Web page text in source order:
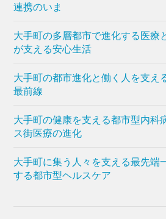
連携のいま
大手町の多層都市で進化する医療
が支える安心生活
大手町の都市進化と働く人を支え
最前線
大手町の健康を支える都市型内科
ス街医療の進化
大手町に集う人々を支える最先端
する都市型ヘルスケア